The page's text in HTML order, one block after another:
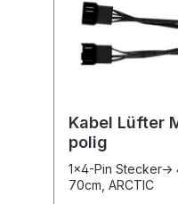
Kabel Lüfter
polig
1x4-Pin Stecker->
70cm, ARCTIC